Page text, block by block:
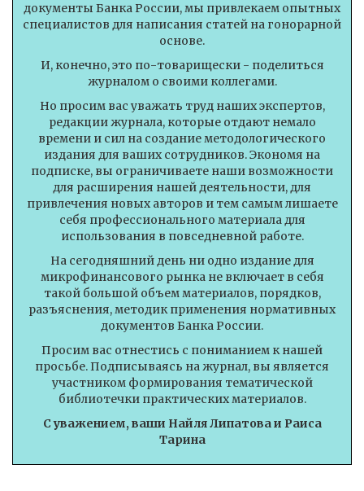
документы Банка России, мы привлекаем опытных
специалистов для написания статей на гонорарной
основе.
И, конечно, это по-товарищески - поделиться
журналом о своими коллегами.
Но просим вас уважать труд наших экспертов,
редакции журнала, которые отдают немало
времени и сил на создание методологического
издания для ваших сотрудников. Экономя на
подписке, вы ограничиваете наши возможности
для расширения нашей деятельности, для
привлечения новых авторов и тем самым лишаете
себя профессионального материала для
использования в повседневной работе.
На сегодняшний день ни одно издание для
микрофинансового рынка не включает в себя
такой большой объем материалов, порядков,
разъяснения, методик применения нормативных
документов Банка России.
Просим вас отнестись с пониманием к нашей
просьбе. Подписываясь на журнал, вы является
участником формирования тематической
библиотечки практических материалов.
С уважением, ваши Найля Липатова и Раиса
Тарина